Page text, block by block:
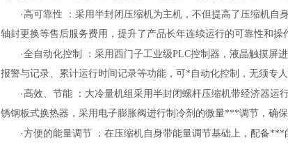
· 高可靠性 ：采用半封闭压缩机为主机，不但提高了压缩机自
轴封更换等售后服务费用，提升了产品长年连续运行的可靠性和操
·全自动化控制 ：采用西门子工业级PLC控制器，液晶触摸屏
报警与记录、累计运行时间记录等功能，可*自动化控制，无须专人
· 高效、节能 ：大冷量机组采用半封闭螺杆压缩机带经济器运
锈钢板式换热器，采用电子膨胀阀进行制冷剂的微量***调节，确
·方便的能量调节 ：在压缩机自身带能量调节基础上，配备***